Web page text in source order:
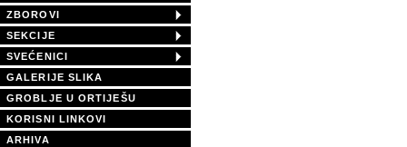
ZBOROVI
SEKCIJE
SVEĆENICI
GALERIJE SLIKA
GROBLJE U ORTIJEŠU
KORISNI LINKOVI
ARHIVA